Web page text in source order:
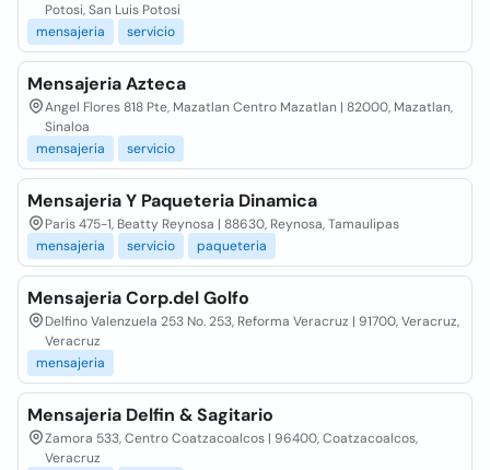
Potosi, San Luis Potosi
mensajeria
servicio
Mensajeria Azteca
Angel Flores 818 Pte, Mazatlan Centro Mazatlan | 82000, Mazatlan,
Sinaloa
mensajeria
servicio
Mensajeria Y Paqueteria Dinamica
Paris 475-1, Beatty Reynosa | 88630, Reynosa, Tamaulipas
mensajeria
servicio paqueteria
Mensajeria Corp.del Golfo
Delfino Valenzuela 253 No. 253, Reforma Veracruz | 91700, Veracruz,
Veracruz
mensajeria
Mensajeria Delfin & Sagitario
Zamora 533, Centro Coatzacoalcos | 96400, Coatzacoalcos,
Veracruz